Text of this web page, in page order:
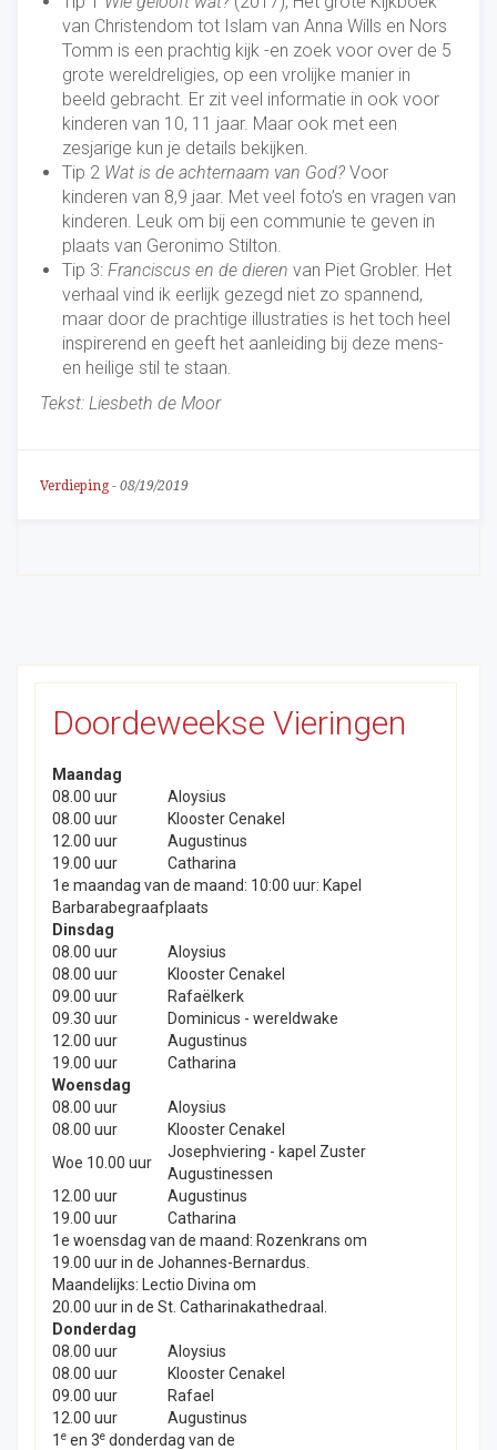
van Christendom tot Islam van Anna Wills en Nors
Tomm is een prachtig kijk -en zoek voor over de 5
grote wereldreligies, op een vrolijke manier in
beeld gebracht. Er zit veel informatie in ook voor
kinderen van 10, 11 jaar. Maar ook met een
zesjarige kun je details bekijken.
Tip 2 Wat is de achternaam van God? Voor
kinderen van 8,9 jaar. Met veel foto’s en vragen van
kinderen. Leuk om bij een communie te geven in
plaats van Geronimo Stilton.
Tip 3: Franciscus en de dieren van Piet Grobler. Het
verhaal vind ik eerlijk gezegd niet zo spannend,
maar door de prachtige illustraties is het toch heel
inspirerend en geeft het aanleiding bij deze mens-
en heilige stil te staan.
Tekst: Liesbeth de Moor
Verdieping- 08/19/2019
Doordeweekse Vieringen
Maandag
08.00 uur
Aloysius
08.00 uur
Klooster Cenakel
12.00 uur
Augustinus
19.00 uur
Catharina
1e maandag van de maand: 10:00 uur: Kapel
Barbarabegraafplaats
Dinsdag
08.00 uur
Aloysius
08.00 uur
Klooster Cenakel
09.00 uur
Rafaëlkerk
09.30 uur
Dominicus - wereldwake
12.00 uur
Augustinus
19.00 uur
Catharina
Woensdag
08.00 uur
Aloysius
08.00 uur
Klooster Cenakel
Woe 10.00 uur
Josephviering - kapel Zuster
Augustinessen
12.00 uur
Augustinus
19.00 uur
Catharina
1e woensdag van de maand: Rozenkrans om
19.00 uur in de Johannes-Bernardus.
Maandelijks: Lectio Divina om
20.00 uur in de St. Catharinakathedraal.
Donderdag
08.00 uur
Aloysius
08.00 uur
Klooster Cenakel
09.00 uur
Rafael
12.00 uur
Augustinus
1 e en 3e donderdag van de